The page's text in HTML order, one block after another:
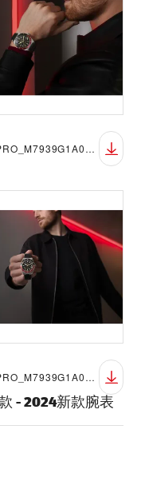
T24_PRO_M7939G1A0NRU-0002_081
T24_PRO_M7939G1A0NRU-0002_087
- 2024新款腕表